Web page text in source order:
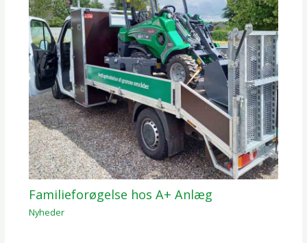
Familieforøgelse hos A+ Anlæg
Nyheder/ Af